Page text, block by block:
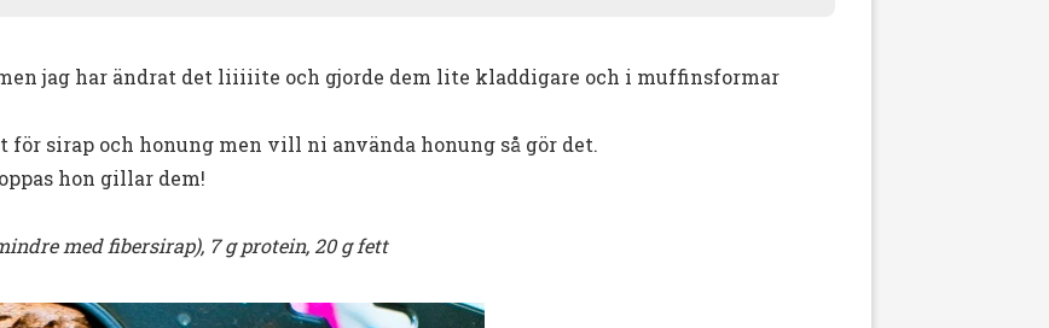
jag har ändrat det liiiiite och gjorde dem lite kladdigare och i muffinsformar
för sirap och honung men vill ni använda honung så gör det.
hon gillar dem!
med fibersirap), 7 g protein, 20 g fett